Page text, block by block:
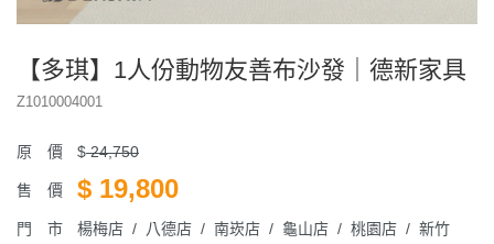
【多琪】1人份動物友善布沙發｜德新家具
Z1010004001
原 價 $24,750
售 價 $ 19,800
門 市
楊梅店 / 八德店 / 南崁店 / 龜山店 / 桃園店 / 新竹